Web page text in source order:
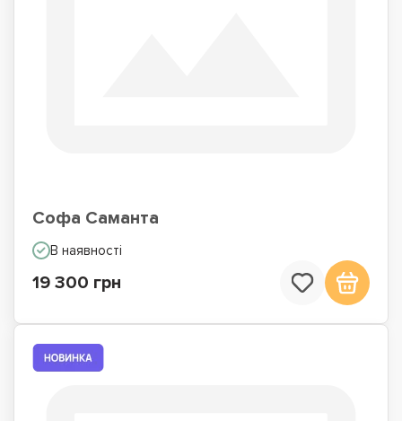
Софа Саманта
В наявності
19 300 грн